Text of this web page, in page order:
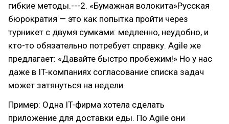
гибкие методы.---2. «Бумажная волокита»Русская
бюрократия — это как попытка пройти через
турникет с двумя сумками: медленно, неудобно, и
кто-то обязательно потребует справку. Agile же
предлагает: «Давайте быстро пробежим!» Но у нас
даже в IT-компаниях согласование списка задач
может затянуться на недели.
Пример: Одна IT-фирма хотела сделать
приложение для доставки еды. По Agile они